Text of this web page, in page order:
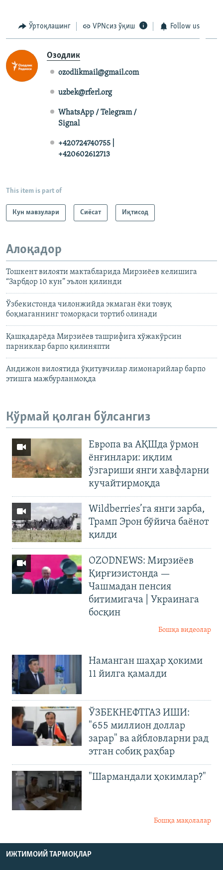
Ўртоқлашинг VPNсиз ўқиш Follow us
Озодлик
ozodlikmail@gmail.com
uzbek@rferl.org
WhatsApp / Telegram /
Signal
+420724740755 |
+420602612713
This item is part of
Кун мавзулари Сиёсат Иқтисод
Алоқадор
Тошкент вилояти мактабларида Мирзиёев келишига
“Зарбдор 10 кун” эълон қилинди
Ўзбекистонда чилонжийда экмаган ёки товуқ
боқмаганнинг томорқаси тортиб олинади
Қашқадарёда Мирзиёев ташрифига хўжакўрсин
парниклар барпо қилиняпти
Андижон вилоятида ўқитувчилар лимонарийлар барпо
этишга мажбурланмоқда
Кўрмай қолган бўлсангиз
Европа ва АҚШда ўрмон
ёнғинлари: иқлим
ўзгариши янги хавфларни
кучайтирмоқда
Wildberries’га янги зарба,
Трамп Эрон бўйича баёнот
қилди
OZODNEWS: Мирзиёев
Қирғизистонда —
Чашмадан пенсия
битимигача | Украинага
босқин
Бошқа видеолар
Наманган шаҳар ҳокими
11 йилга қамалди
ЎЗБЕКНЕФТГАЗ ИШИ:
"655 миллион доллар
зарар" ва айбловларни рад
этган собиқ раҳбар
"Шармандали ҳокимлар?"
Бошқа мақолалар
ИЖТИМОИЙ ТАРМОҚЛАР